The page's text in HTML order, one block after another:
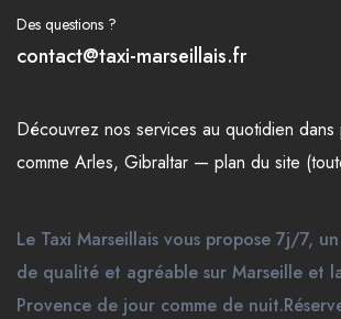
Des questions ?
contact@taxi-marseillais.fr
Découvrez nos services au quotidien dans
comme Arles, Gibraltar — plan du site
Le Taxi Marseillais vous propose 7j/7,
de qualité et agréable sur Marseille et
Provence de jour comme de